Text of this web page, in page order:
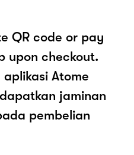
QR code or pay
upon checkout.
Atome
jaminan
pembelian